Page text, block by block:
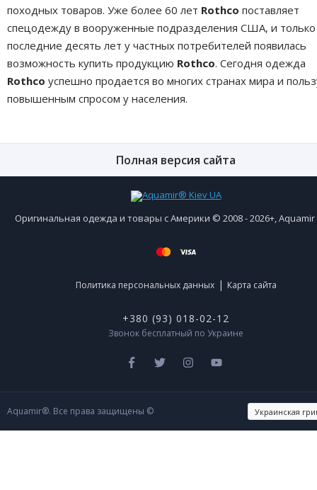
походных товаров. Уже более 60 лет Rothco поставляет
спецодежду в вооруженные подразделения США, и только
последние десять лет у частных потребителей появилась
возможность купить продукцию Rothco. Сегодня одежда
Rothco успешно продается во многих странах мира и
повышенным спросом у населения.
Полная версия сайта
Оригинальная одежда и товары с Америки © 2008 - 2026+,
Политика персональных данных | Карта сайта
+380 (93) 018-02-12
Звонок бесплатный по Украине
Aquamir®. Все права защищены ©